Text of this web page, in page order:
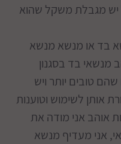
יש מגבלת משקל שהוא
בד או מנשא מנשא
מנשאי בד בסגנון
טובים יותר ויש
אותן לשימוש וטוענות
אוהב אני מודה את
אני מעדיף מנשא